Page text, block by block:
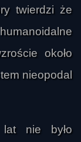
twierdzi że
około
nieopodal
lat nie było